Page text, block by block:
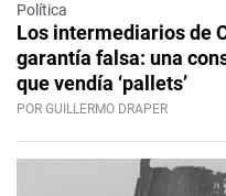
Política
Los intermediarios de
garantía falsa: una
que vendía ‘pallets’
POR GUILLERMO DRAPER